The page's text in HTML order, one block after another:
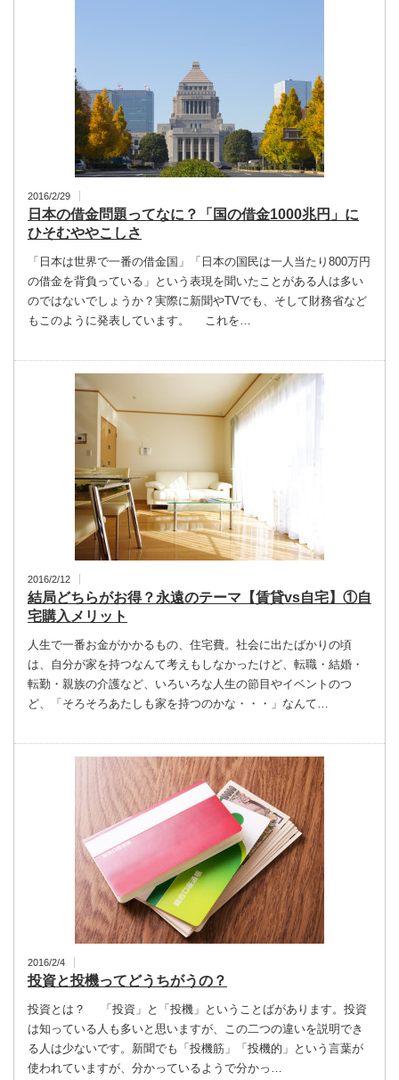
2016/2/29
日本の借金問題ってなに？「国の借金1000兆円」に
ひそむややこしさ
「日本は世界で一番の借金国」「日本の国民は一人当たり800万円
の借金を背負っている」という表現を聞いたことがある人は多い
のではないでしょうか？実際に新聞やTVでも、そして財務省など
もこのように発表しています。 これを…
2016/2/12
結局どちらがお得？永遠のテーマ【賃貸vs自宅】①自
宅購入メリット
人生で一番お金がかかるもの、住宅費。社会に出たばかりの頃
は、自分が家を持つなんて考えもしなかったけど、転職・結婚・
転勤・親族の介護など、いろいろな人生の節目やイベントのつ
ど、「そろそろあたしも家を持つのかな・・・」なんて…
2016/2/4
投資と投機ってどうちがうの？
投資とは？ 「投資」と「投機」ということばがあります。投資
は知っている人も多いと思いますが、この二つの違いを説明でき
る人は少ないです。新聞でも「投機筋」「投機的」という言葉が
使われていますが、分かっているようで分かっ…